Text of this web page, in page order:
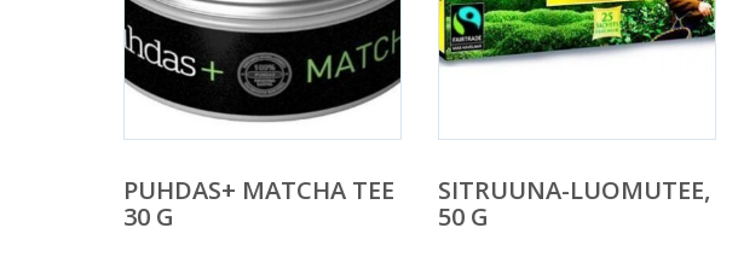
PUHDAS+ MATCHA TEE
30 G
SITRUUNA-LUOMUTEE,
50 G